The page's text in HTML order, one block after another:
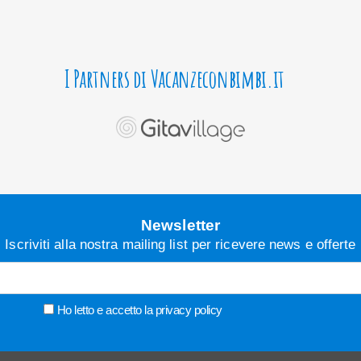
I Partners di Vacanzeconbimbi.it
Newsletter
Iscriviti alla nostra mailing list per ricevere news e offerte
Ho letto e accetto la privacy policy